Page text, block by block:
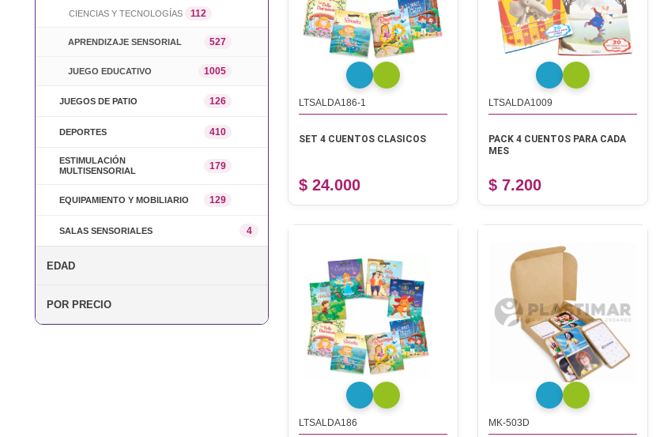
CIENCIAS Y TECNOLOGÍAS 112
APRENDIZAJE SENSORIAL 527
JUEGO EDUCATIVO 1005
JUEGOS DE PATIO 126
DEPORTES 410
ESTIMULACIÓN
MULTISENSORIAL
179
EQUIPAMIENTO Y MOBILIARIO 129
SALAS SENSORIALES 4
EDAD
POR PRECIO
LTSALDA186-1
SET 4 CUENTOS CLASICOS
$ 24.000
LTSALDA1009
PACK 4 CUENTOS PARA CADA
MES
$ 7.200
LTSALDA186 MK-503D